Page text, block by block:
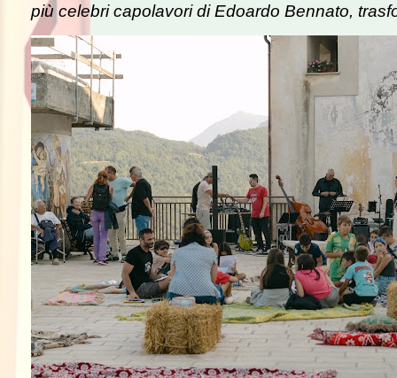
più celebri capolavori di Edoardo Bennato,